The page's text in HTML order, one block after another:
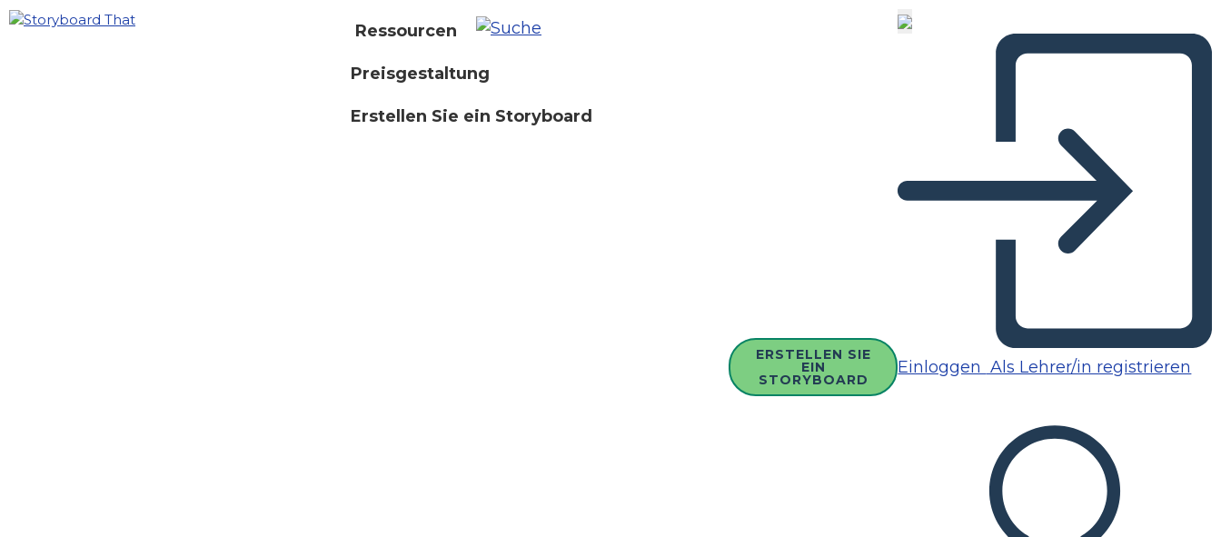
Ressourcen
Preisgestaltung
Erstellen Sie ein Storyboard
ERSTELLEN SIE
EIN
STORYBOARD
Einloggen Als Lehrer/in registrieren